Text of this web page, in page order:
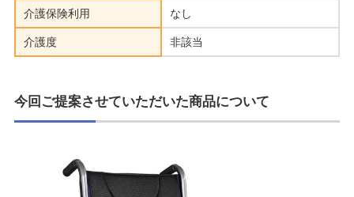
介護保険利用 なし
介護度 非該当
今回ご提案させていただいた商品について